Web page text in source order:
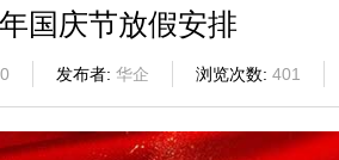
国庆节放假安排
发布者 华企 浏览次数 401